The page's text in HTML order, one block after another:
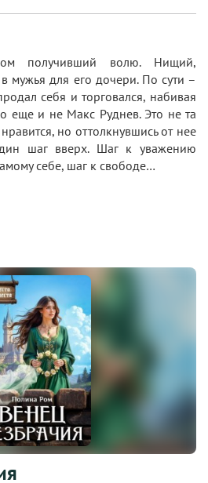
получивший волю. Нищий,
мужья для его дочери. По сути –
себя и торговался, набивая
еще и не Макс Руднев. Это не та
но оттолкнувшись от нее
шаг вверх. Шаг к уважению
себе, шаг к свободе…